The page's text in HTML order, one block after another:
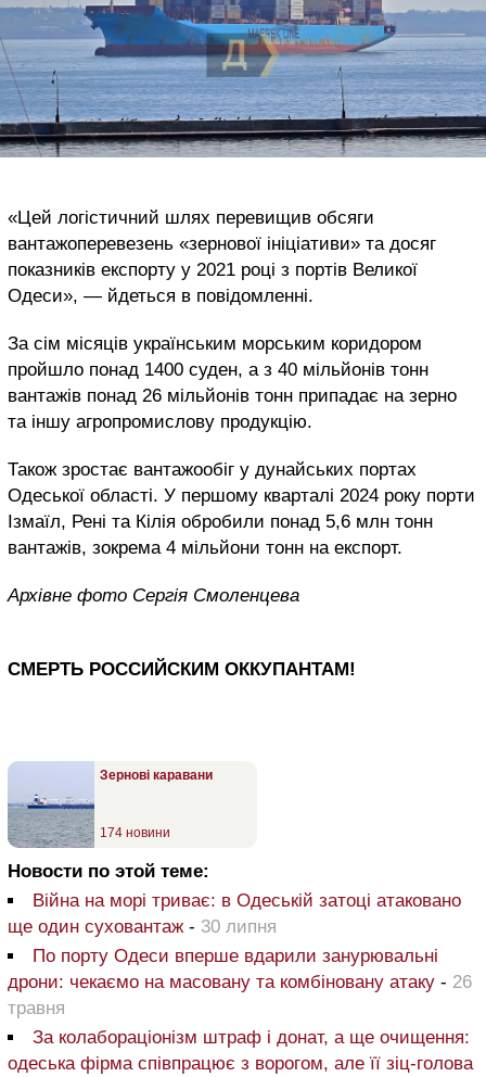
«Цей логістичний шлях перевищив обсяги
вантажоперевезень «зернової ініціативи» та досяг
показників експорту у 2021 році з портів Великої
Одеси», — йдеться в повідомленні.
За сім місяців українським морським коридором
пройшло понад 1400 суден, а з 40 мільйонів тонн
вантажів понад 26 мільйонів тонн припадає на зерно
та іншу агропромислову продукцію.
Також зростає вантажообіг у дунайських портах
Одеської області. У першому кварталі 2024 року порти
Ізмаїл, Рені та Кілія обробили понад 5,6 млн тонн
вантажів, зокрема 4 мільйони тонн на експорт.
Архівне фото Сергія Смоленцева
СМЕРТЬ РОССИЙСКИМ ОККУПАНТАМ!
Зернові каравани
174 новини
Новости по этой теме:
Війна на морі триває: в Одеській затоці атаковано
ще один суховантаж - 30 липня
По порту Одеси вперше вдарили занурювальні
дрони: чекаємо на масовану та комбіновану атаку - 26
травня
За колабораціонізм штраф і донат, а ще очищення:
одеська фірма співпрацює з ворогом, але її зіц-голова